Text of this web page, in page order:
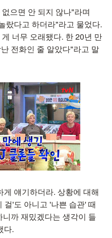
으면 안 되지 않나"라며
랐다고 하더라"라고 물었다.
너무 오래됐다. 한 20년 만
전화인 줄 알았다"라고 말
얘기하더라. 상황에 대해
걸'도 아니고 '나쁜 습관' 때
까 재밌겠다는 생각이 들
다.